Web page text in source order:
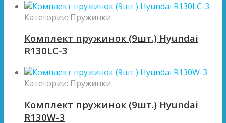
Категории: Пружинки
Комплект пружинок (9шт.) Hyundai
R130LC-3
Категории: Пружинки
Комплект пружинок (9шт.) Hyundai
R130W-3